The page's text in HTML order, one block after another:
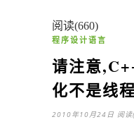
阅读(660)
程序设计语言
请注意
化不是线
2010年10月24日 阅